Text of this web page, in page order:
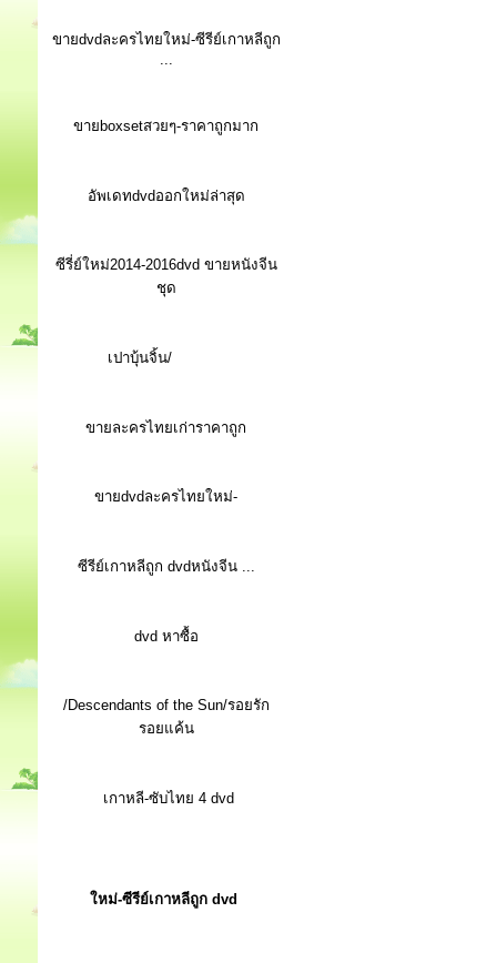
ขายdvdละครไทยใหม่-ซีรีย์เกาหลีถูก
...
ขายboxsetสวยๆ-ราคาถูกมาก
อัพเดทdvdออกใหม่ล่าสุด
ซีรี่ย์ใหม่2014-2016dvd ขายหนังจีน
ชุด
เปาบุ้นจิ้น/
ขายละครไทยเก่าราคาถูก
ขายdvdละครไทยใหม่-
ซีรีย์เกาหลีถูก dvdหนังจีน ...
dvd หาซื้อ
/Descendants of the Sun/รอยรัก
รอยแค้น
เกาหลี-ซับไทย 4 dvd
ใหม่-ซีรีย์เกาหลีถูก dvd